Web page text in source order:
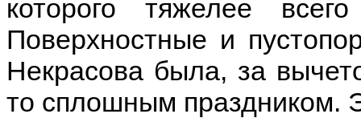
которого тяжелее
Поверхностные и
Некрасова была, за
то сплошным праздником.